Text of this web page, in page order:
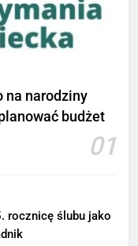
na narodziny
budżet
01
rocznicę ślubu jako
poznajmy